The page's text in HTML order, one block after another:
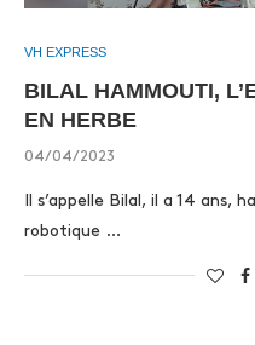
VH EXPRESS
BILAL HAMMOUTI,
EN HERBE
04/04/2023
Il s’appelle Bilal, il a 14 ans,
robotique …